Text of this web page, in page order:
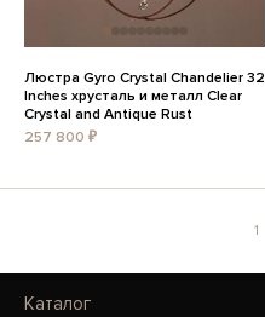
Люстра Gyro Crystal Chandelier 32
Inches хрусталь и металл Clear
Crystal and Antique Rust
257 800 ₽
1
Каталог